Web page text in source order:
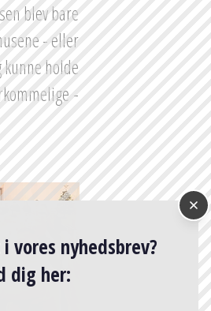
blev bare
- eller
holde
-
vores nyhedsbrev?
dig her: